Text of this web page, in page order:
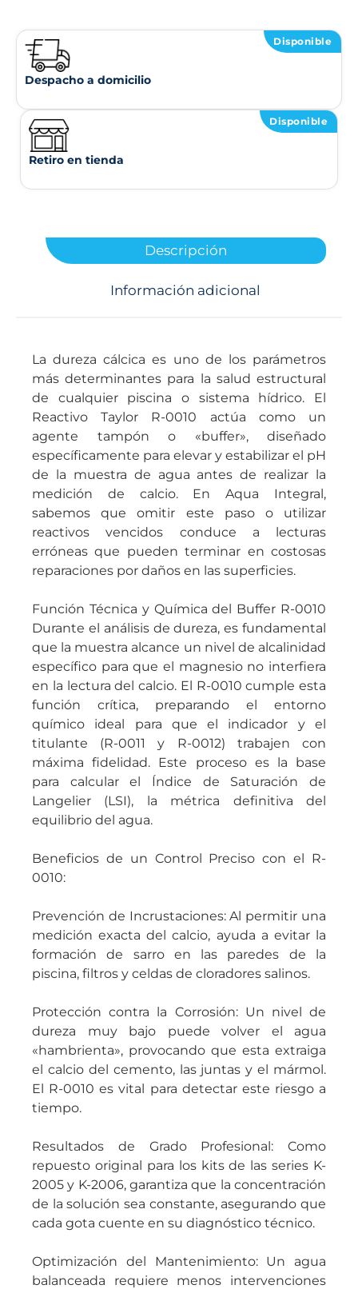
Disponible
Despacho a domicilio
Disponible
Retiro en tienda
Descripción
Información adicional
La dureza cálcica es uno de los parámetros
más determinantes para la salud estructural
de cualquier piscina o sistema hídrico. El
Reactivo Taylor R-0010 actúa como un
agente tampón o «buffer», diseñado
específicamente para elevar y estabilizar el pH
de la muestra de agua antes de realizar la
medición de calcio. En Aqua Integral,
sabemos que omitir este paso o utilizar
reactivos vencidos conduce a lecturas
erróneas que pueden terminar en costosas
reparaciones por daños en las superficies.
Función Técnica y Química del Buffer R-0010
Durante el análisis de dureza, es fundamental
que la muestra alcance un nivel de alcalinidad
específico para que el magnesio no interfiera
en la lectura del calcio. El R-0010 cumple esta
función crítica, preparando el entorno
químico ideal para que el indicador y el
titulante (R-0011 y R-0012) trabajen con
máxima fidelidad. Este proceso es la base
para calcular el Índice de Saturación de
Langelier (LSI), la métrica definitiva del
equilibrio del agua.
Beneficios de un Control Preciso con el R-
0010:
Prevención de Incrustaciones: Al permitir una
medición exacta del calcio, ayuda a evitar la
formación de sarro en las paredes de la
piscina, filtros y celdas de cloradores salinos.
Protección contra la Corrosión: Un nivel de
dureza muy bajo puede volver el agua
«hambrienta», provocando que esta extraiga
el calcio del cemento, las juntas y el mármol.
El R-0010 es vital para detectar este riesgo a
tiempo.
Resultados de Grado Profesional: Como
repuesto original para los kits de las series K-
2005 y K-2006, garantiza que la concentración
de la solución sea constante, asegurando que
cada gota cuente en su diagnóstico técnico.
Optimización del Mantenimiento: Un agua
balanceada requiere menos intervenciones